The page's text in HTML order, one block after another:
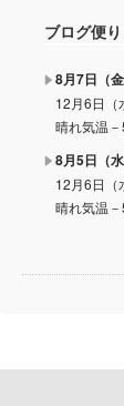
ブログ便り
8月7日（
12月6日（
晴れ気温
8月5日（
12月6日（
晴れ気温